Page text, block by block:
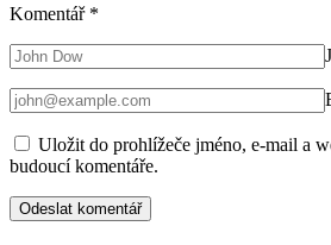
Komentář *
Uložit do prohlížeče jméno, e-mail a
budoucí komentáře.